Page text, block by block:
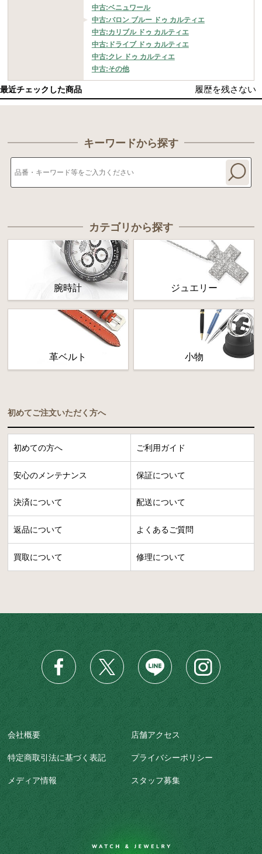
中古:ベニュワール
中古:バロン ブルー ドゥ カルティエ
中古:カリブル ドゥ カルティエ
中古:ドライブ ドゥ カルティエ
中古:クレ ドゥ カルティエ
中古:その他
最近チェックした商品 履歴を残さない
キーワードから探す
カテゴリから探す
腕時計 ジュエリー
革ベルト 小物
初めてご注文いただく方へ
初めての方へ ご利用ガイド
安心のメンテナンス 保証について
決済について 配送について
返品について よくあるご質問
買取について 修理について
会社概要 店舗アクセス
特定商取引法に基づく表記 プライバシーポリシー
メディア情報 スタッフ募集